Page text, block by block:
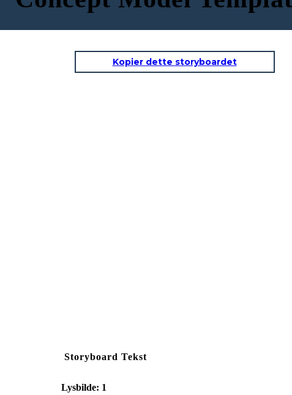
Kopier dette storyboardet
Storyboard Tekst
Lysbilde: 1